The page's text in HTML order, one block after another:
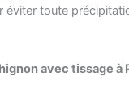
éviter toute
avec tissage à